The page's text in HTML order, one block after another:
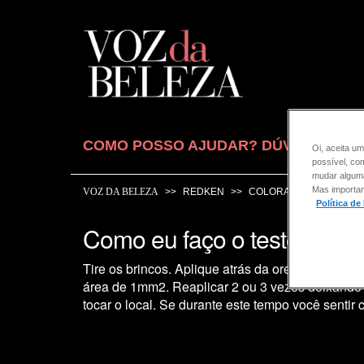
COMO POSSO AJUDAR? DÚVIDAS
VOZ DA BELEZA REDKEN COLORAÇÃO
Como eu faço o teste de
Tire os brincos. Aplique atrás da orelha com o
área de 1mm2. Reaplicar 2 ou 3 vezes
tocar o local. Se durante este tempo você sentir
Oi, aceita
possível,
mudar
Mas
Política de